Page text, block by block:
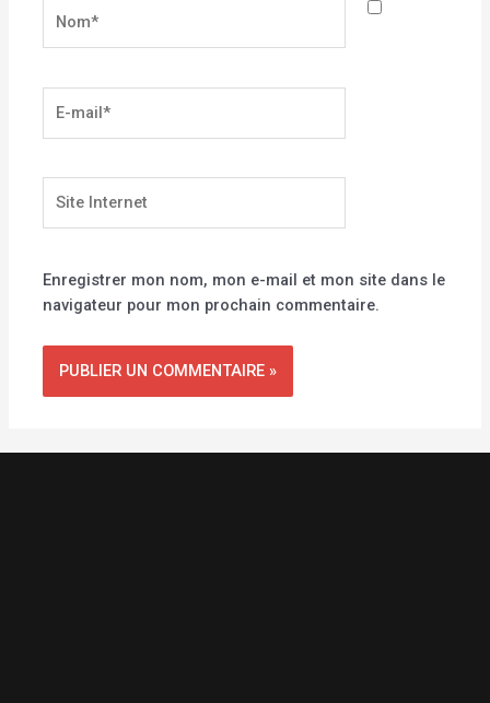
mail*
Internet
Enregistrer mon nom, mon e-mail et mon site dans le
navigateur pour mon prochain commentaire.